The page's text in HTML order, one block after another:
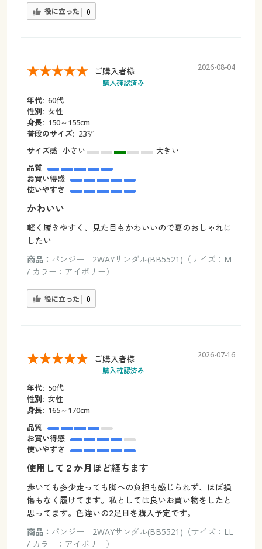
役に立った 0
ご購入者様
購入確認済み
2026-08-04
年代: 60代
性別: 女性
身長: 150～155cm
普段のサイズ: 23㌢
サイズ感 小さい
大きい
品質
お買い得感
使いやすさ
かわいい
軽く履きやすく、見た目もかわいいので夏のおしゃれに
したい
商品： パンジー 2WAYサンダル(BB5521)（サイズ：M
/ カラー：アイボリー）
役に立った 0
ご購入者様
購入確認済み
2026-07-16
年代: 50代
性別: 女性
身長: 165～170cm
品質
お買い得感
使いやすさ
使用して２か月ほど経ちます
歩いても多少走っても脚への負担も感じられず、ほぼ損
傷もなく履けてます。私としては良いお買い物をしたと
思ってます。色違いの2足目を購入予定です。
商品： パンジー 2WAYサンダル(BB5521)（サイズ：LL
/ カラー：アイボリー）